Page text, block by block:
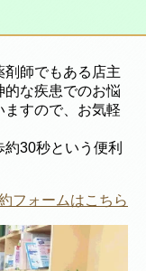
剤師でもある店主
的な疾患でのお悩
すので、お気軽
30秒という便利
フォームはこちら